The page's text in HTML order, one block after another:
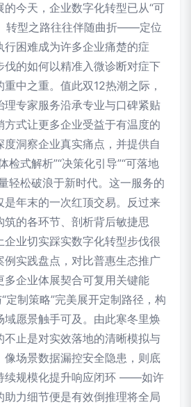
今天，企业数字化转型已从“可
转型之路往往伴随曲折——定位
行困难成为许多企业痛楚的症
伐的如何以精准入微诊断对症下
中之重。值此双12热潮之际，
理专家服务沿承专业与口碑紧贴
方式让更多企业受益于有温度的
洞察企业真实痛点，并提供自
检式解析”“决策化引导”“可落地
轻松破浪于新时代。这一服务的
是年末的一次红顶交易。反过来
的各环节、剖析背后敏捷思
企业切实踩实数字化转型步伐很
例实践盘点，对比普惠生态推广
多企业体展契合可复用关键能
定制策略”完美展开定制路径，构
域愿景触手可及。由此寒冬里焕
不止是对实效落地的清晰模拟与
像场景数据漏控安全隐患，则底
续规模化提升响应闭环 ——如许
助力细节便是有效倒推理将全局